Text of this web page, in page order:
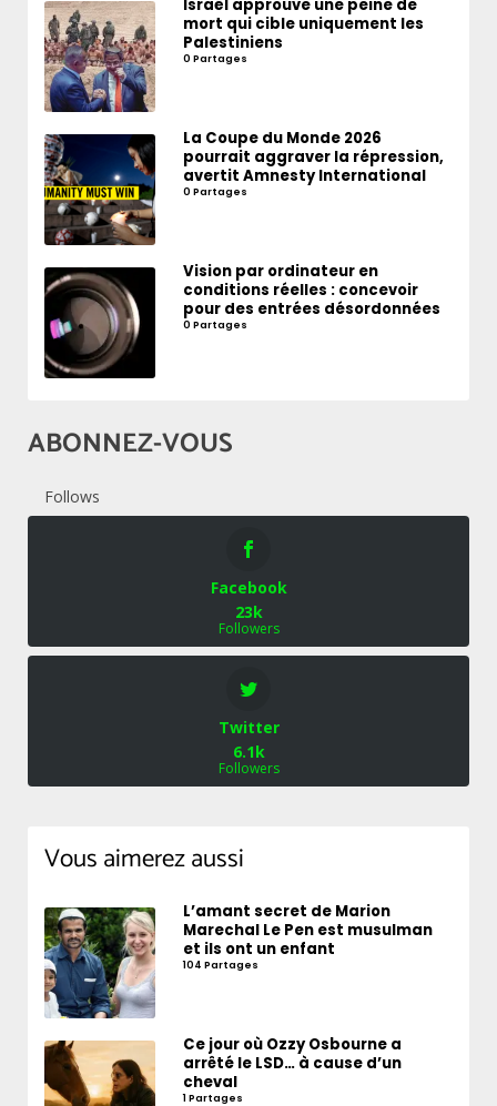
Israël approuve une peine de
mort qui cible uniquement les
Palestiniens
0 Partages
La Coupe du Monde 2026
pourrait aggraver la répression,
avertit Amnesty International
0 Partages
Vision par ordinateur en
conditions réelles : concevoir
pour des entrées désordonnées
0 Partages
ABONNEZ-VOUS
Follows
Facebook
23k
Followers
Twitter
6.1k
Followers
Vous aimerez aussi
L’amant secret de Marion
Marechal Le Pen est musulman
et ils ont un enfant
104 Partages
Ce jour où Ozzy Osbourne a
arrêté le LSD… à cause d’un
cheval
1 Partages